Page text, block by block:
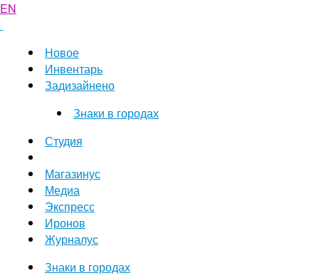
EN
Новое
Инвентарь
Задизайнено
Знаки в городах
Студия
Магазинус
Медиа
Экспресс
Иронов
Журналус
Знаки в городах